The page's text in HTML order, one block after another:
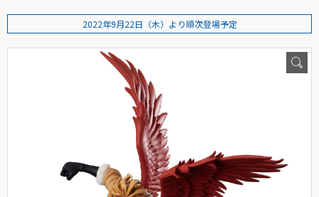
2022年9月22日（木）より順次登場予定